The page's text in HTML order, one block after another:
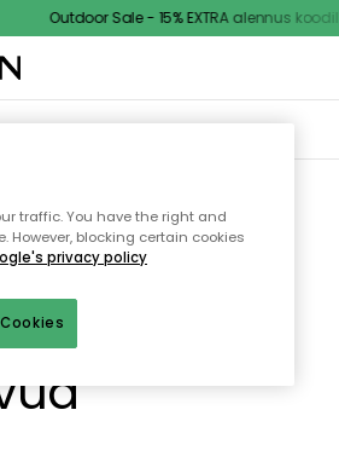
Outdoor Sale - 15% EXTRA alennus koodilla
ULKOKALUSTEET
löydä
traffic. You have the right and
blocking certain cookies
privacy policy